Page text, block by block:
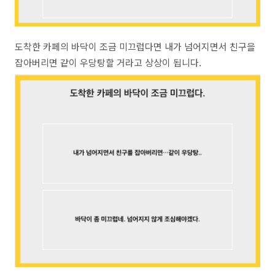
도착한 카페의 바닥이 조금 미끄럽다면 내가 넘어지면서 친구을
잡아버리면 같이 우당탕할 거라고 상상이 됩니다.